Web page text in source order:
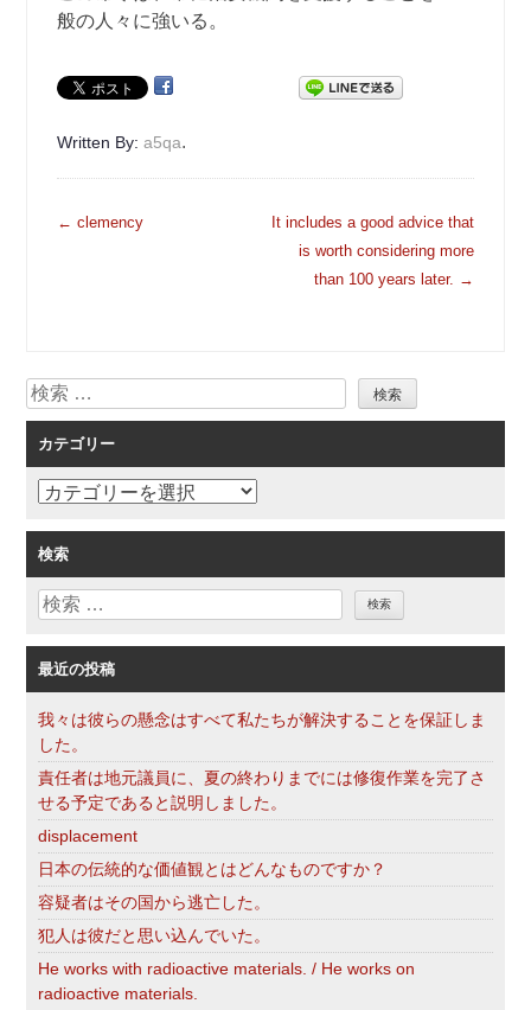
般の人々に強いる。
Written By:a5qa.
投
シ
ョ
ン
← clemency
It includes a good advice that
is worth considering more
than 100 years later. →
検
索
カテゴリー
カ
ゴ
リ
ー
検索
検
最近の投稿
我々は彼らの懸念はすべて私たちが解決することを保証しま
した。
責任者は地元議員に、夏の終わりまでには修復作業を完了さ
せる予定であると説明しました。
displacement
日本の伝統的な価値観とはどんなものですか？
容疑者はその国から逃亡した。
犯人は彼だと思い込んでいた。
He works with radioactive materials. / He works on
radioactive materials.